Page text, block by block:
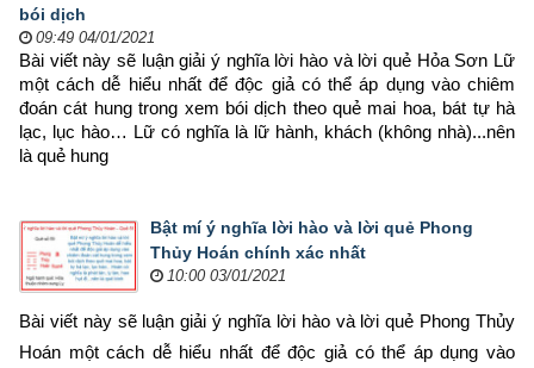
bói dịch
09:49 04/01/2021
Bài viết này sẽ luận giải ý nghĩa lời hào và lời quẻ Hỏa Sơn Lữ
một cách dễ hiểu nhất để độc giả có thể áp dụng vào chiêm
đoán cát hung trong xem bói dịch theo quẻ mai hoa, bát tự hà
lạc, lục hào… Lữ có nghĩa là lữ hành, khách (không nhà)...nên
là quẻ hung
Bật mí ý nghĩa lời hào và lời quẻ Phong
Thủy Hoán chính xác nhất
10:00 03/01/2021
Bài viết này sẽ luận giải ý nghĩa lời hào và lời quẻ Phong Thủy
Hoán một cách dễ hiểu nhất để độc giả có thể áp dụng vào